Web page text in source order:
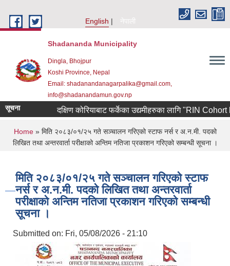
English
नेपाली
Shadananda Municipality
Dingla, Bhojpur
Koshi Province, Nepal
Email: shadanandanagarpalika@gmail.com,
info@shadanandamun.gov.np
सूचना दक्षिण कोरियाबाट फर्केका उद्यमीहरुका लागि "RIN Cohort
You are here
Home» मिति २०८३/०१/२५ गते सञ्चालन गरिएको स्टाफ नर्स र अ.न.मी. पदको
लिखित तथा अन्तरवार्ता परीक्षाको अन्तिम नतिजा प्रकाशन गरिएको सम्बन्धी सूचना ।
मिति २०८३/०१/२५ गते सञ्चालन गरिएको स्टाफ
नर्स र अ.न.मी. पदको लिखित तथा अन्तरवार्ता
परीक्षाको अन्तिम नतिजा प्रकाशन गरिएको सम्बन्धी
सूचना ।
Submitted on: Fri, 05/08/2026 - 21:10